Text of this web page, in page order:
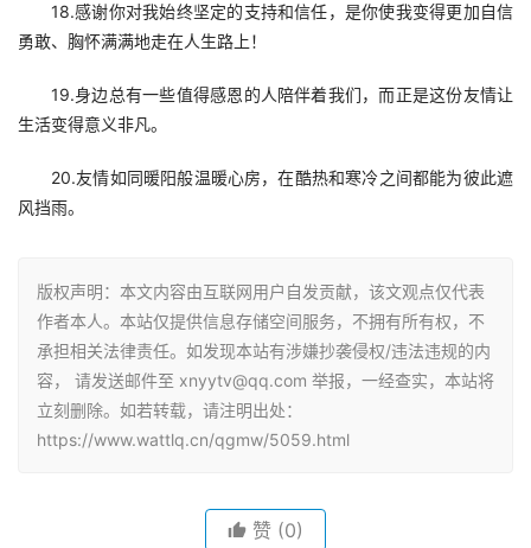
18.感谢你对我始终坚定的支持和信任，是你使我变得更加自信
勇敢、胸怀满满地走在人生路上！
19.身边总有一些值得感恩的人陪伴着我们，而正是这份友情让
生活变得意义非凡。
20.友情如同暖阳般温暖心房，在酷热和寒冷之间都能为彼此遮
风挡雨。
版权声明：本文内容由互联网用户自发贡献，该文观点仅代表
作者本人。本站仅提供信息存储空间服务，不拥有所有权，不
承担相关法律责任。如发现本站有涉嫌抄袭侵权/违法违规的内
容， 请发送邮件至 xnyytv@qq.com 举报，一经查实，本站将
立刻删除。如若转载，请注明出处：
https://www.wattlq.cn/qgmw/5059.html
赞 (0)